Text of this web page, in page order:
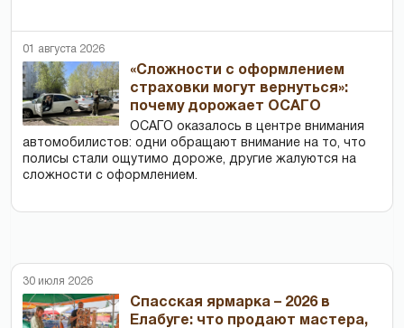
01 августа 2026
«Сложности с оформлением
страховки могут вернуться»:
почему дорожает ОСАГО
ОСАГО оказалось в центре внимания
автомобилистов: одни обращают внимание на то, что
полисы стали ощутимо дороже, другие жалуются на
сложности с оформлением.
30 июля 2026
Спасская ярмарка – 2026 в
Елабуге: что продают мастера,